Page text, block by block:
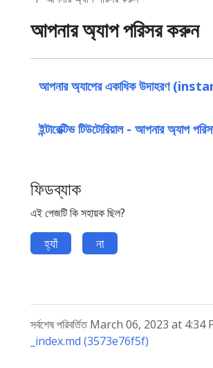
আপনার অ্যাপ পরিসর করুন
আপনার অ্যাপের একাধিক উদাহরণ
ইন্টারেক্টিভ টিউটোরিয়াল - আপনার অ্যাপ
ফিডব্যাক
এই পেজটি কি সহায়ক ছিল?
হ্যাঁ না
সর্বশেষ পরিবর্তিত March 06, 2023 at 4:34
_index.md (3573e76f5f)